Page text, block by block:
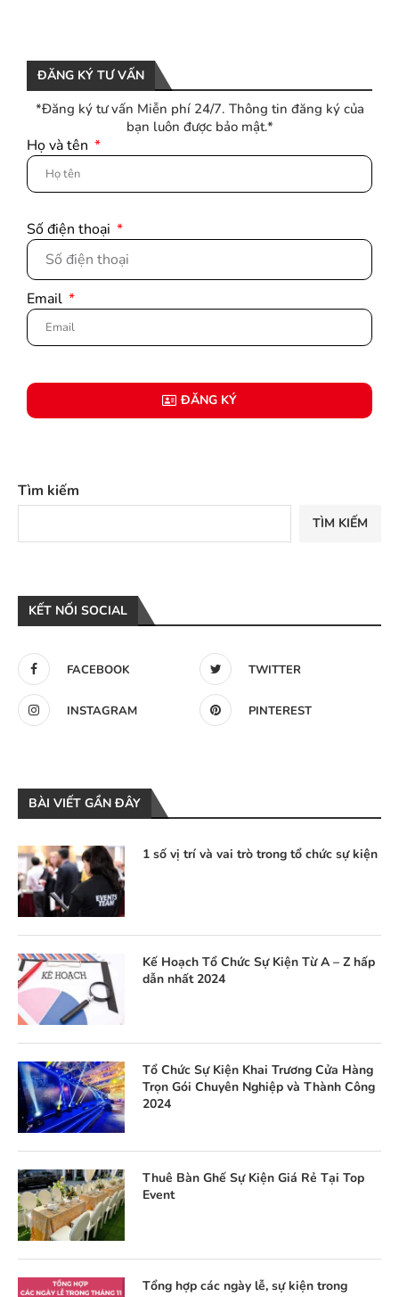
ĐĂNG KÝ TƯ VẤN
*Đăng ký tư vấn Miễn phí 24/7. Thông tin đăng ký của
bạn luôn được bảo mật.*
Họ và tên
Số điện thoại
Email
ĐĂNG KÝ
Tìm kiếm
TÌM KIẾM
KẾT NỐI SOCIAL
FACEBOOK TWITTER
INSTAGRAM PINTEREST
BÀI VIẾT GẦN ĐÂY
1 số vị trí và vai trò trong tổ chức sự kiện
Kế Hoạch Tổ Chức Sự Kiện Từ A – Z hấp
dẫn nhất 2024
Tổ Chức Sự Kiện Khai Trương Cửa Hàng
Trọn Gói Chuyên Nghiệp và Thành Công
2024
Thuê Bàn Ghế Sự Kiện Giá Rẻ Tại Top
Event
Tổng hợp các ngày lễ, sự kiện trong